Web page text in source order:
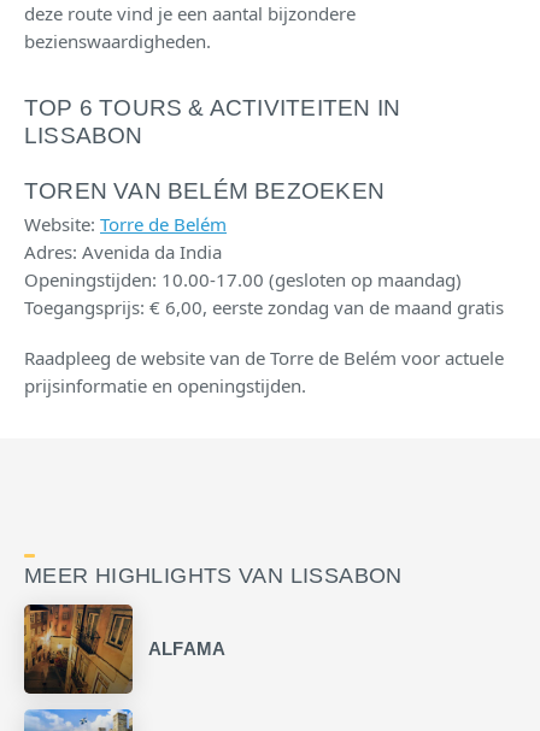
deze route vind je een aantal bijzondere
bezienswaardigheden.
TOP 6 TOURS & ACTIVITEITEN IN
LISSABON
TOREN VAN BELÉM BEZOEKEN
Website: Torre de Belém
Adres: Avenida da India
Openingstijden: 10.00-17.00 (gesloten op maandag)
Toegangsprijs: € 6,00, eerste zondag van de maand gratis
Raadpleeg de website van de Torre de Belém voor actuele
prijsinformatie en openingstijden.
MEER HIGHLIGHTS VAN LISSABON
ALFAMA